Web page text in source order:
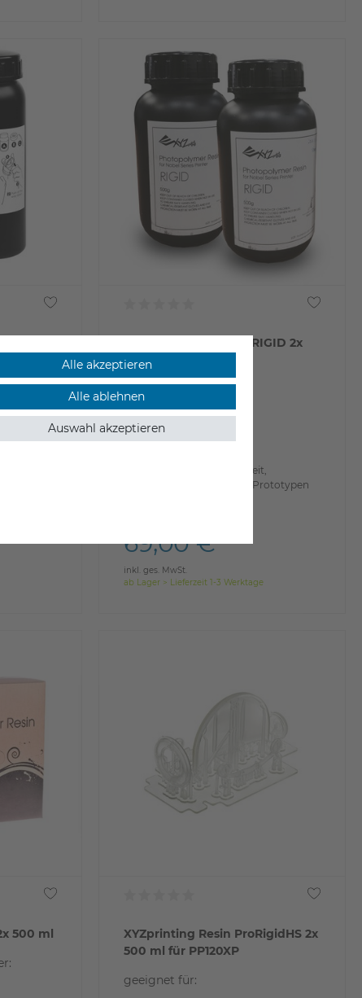
XYZprinting Resin D1 RIGID 2x
500 ml für Nobel 1.0A
geeignet für:
XYZPrinting Nobel 1.0 A
Verformungsbeständigkeit,
für die Entwicklung von Prototypen
69,00 €
inkl. ges. MwSt.
ab Lager > Lieferzeit 1-3 Werktage
500 ml
XYZprinting Resin ProRigidHS 2x
500 ml für PP120XP
geeignet für:
Alle akzeptieren
Alle ablehnen
Auswahl akzeptieren